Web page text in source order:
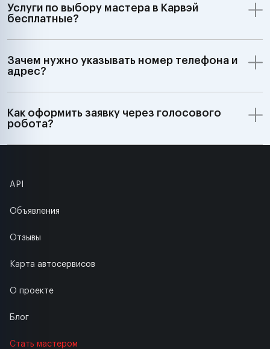
Услуги по выбору мастера в Карвэй
бесплатные?
Зачем нужно указывать номер телефона и
адрес?
Как оформить заявку через голосового
робота?
API
Объявления
Отзывы
Карта автосервисов
О проекте
Блог
Стать мастером